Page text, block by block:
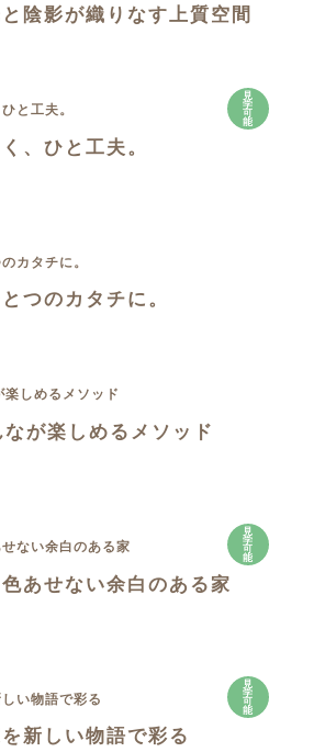
陰影が織りなす上質空間
見
学
可
能
、ひと工夫。
つのカタチに。
が楽しめるメソッド
見
学
可
能
あせない余白のある家
見
学
可
能
新しい物語で彩る